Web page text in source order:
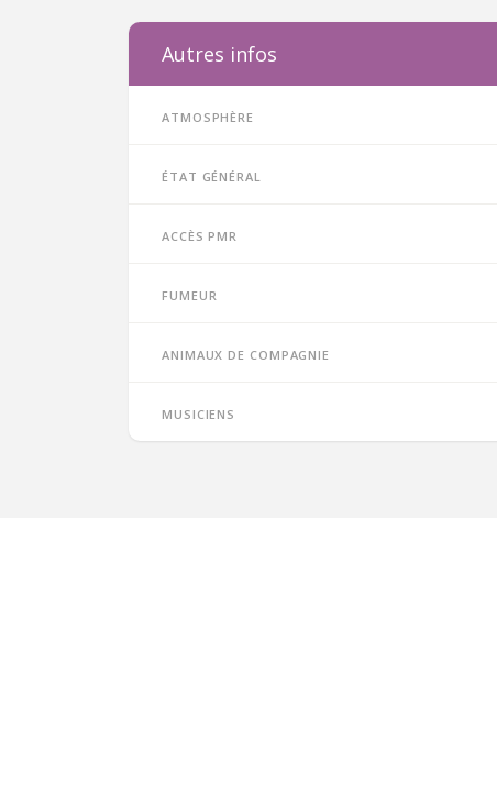
Autres infos
Atmosphère
État général
Accès PMR
Fumeur
Animaux de compagnie
Musiciens